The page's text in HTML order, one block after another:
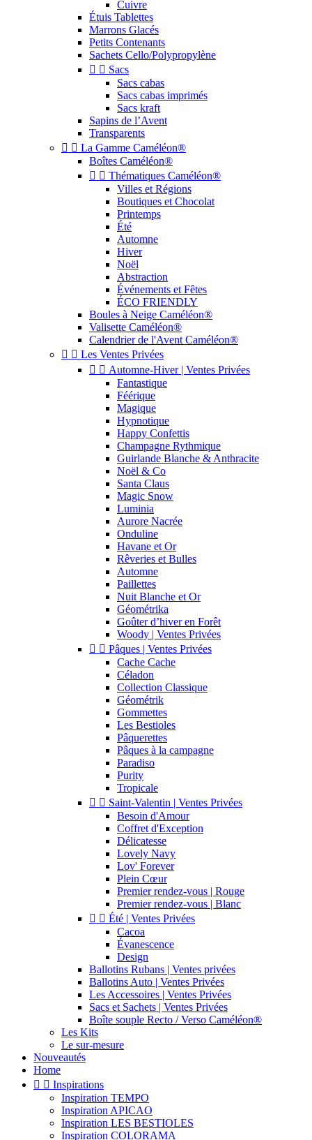
Cuivre
Étuis Tablettes
Marrons Glacés
Petits Contenants
Sachets Cello/Polypropylène
  Sacs
Sacs cabas
Sacs cabas imprimés
Sacs kraft
Sapins de l’Avent
Transparents
  La Gamme Caméléon®
Boîtes Caméléon®
  Thématiques Caméléon®
Villes et Régions
Boutiques et Chocolat
Printemps
Été
Automne
Hiver
Noël
Abstraction
Événements et Fêtes
ÉCO FRIENDLY
Boules à Neige Caméléon®
Valisette Caméléon®
Calendrier de l'Avent Caméléon®
  Les Ventes Privées
  Automne-Hiver | Ventes Privées
Fantastique
Féérique
Magique
Hypnotique
Happy Confettis
Champagne Rythmique
Guirlande Blanche & Anthracite
Noël & Co
Santa Claus
Magic Snow
Luminia
Aurore Nacrée
Onduline
Havane et Or
Rêveries et Bulles
Automne
Paillettes
Nuit Blanche et Or
Géométrika
Goûter d’hiver en Forêt
Woody | Ventes Privées
  Pâques | Ventes Privées
Cache Cache
Céladon
Collection Classique
Géométrik
Gommettes
Les Bestioles
Pâquerettes
Pâques à la campagne
Paradiso
Purity
Tropicale
  Saint-Valentin | Ventes Privées
Besoin d'Amour
Coffret d'Exception
Délicatesse
Lovely Navy
Lov' Forever
Plein Cœur
Premier rendez-vous | Rouge
Premier rendez-vous | Blanc
  Été | Ventes Privées
Cacoa
Évanescence
Design
Ballotins Rubans | Ventes privées
Ballotins Auto | Ventes Privées
Les Accessoires | Ventes Privées
Sacs et Sachets | Ventes Privées
Boîte souple Recto / Verso Caméléon®
Les Kits
Le sur-mesure
Nouveautés
Home
  Inspirations
Inspiration TEMPO
Inspiration APICAO
Inspiration LES BESTIOLES
Inspiration COLORAMA